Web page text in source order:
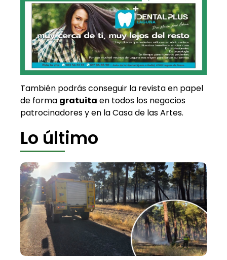
También podrás conseguir la revista en papel
de forma gratuita en todos los negocios
patrocinadores y en la Casa de las Artes.
Lo último